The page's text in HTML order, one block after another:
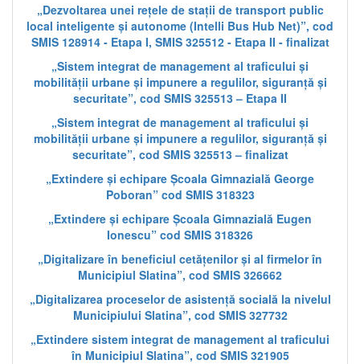
„Dezvoltarea unei rețele de stații de transport public
local inteligente și autonome (Intelli Bus Hub Net)”, cod
SMIS 128914 - Etapa I, SMIS 325512 - Etapa II - finalizat
„Sistem integrat de management al traficului și
mobilității urbane și impunere a regulilor, siguranță și
securitate”, cod SMIS 325513 – Etapa II
„Sistem integrat de management al traficului și
mobilității urbane și impunere a regulilor, siguranță și
securitate”, cod SMIS 325513 – finalizat
„Extindere și echipare Școala Gimnazială George
Poboran” cod SMIS 318323
„Extindere și echipare Școala Gimnazială Eugen
Ionescu” cod SMIS 318326
„Digitalizare în beneficiul cetățenilor și al firmelor în
Municipiul Slatina”, cod SMIS 326662
„Digitalizarea proceselor de asistență socială la nivelul
Municipiului Slatina”, cod SMIS 327732
„Extindere sistem integrat de management al traficului
în Municipiul Slatina”, cod SMIS 321905